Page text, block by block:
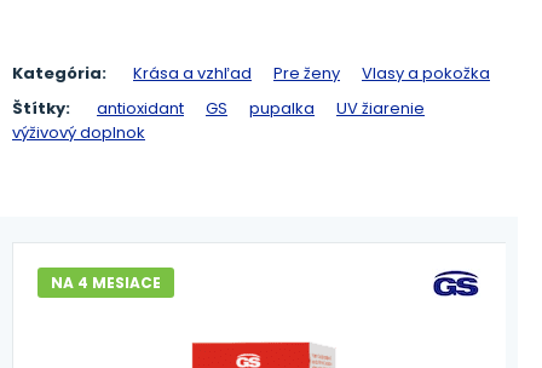
Kategória: Krása a vzhľad Pre ženy
Vlasy a pokožka
Štítky:
antioxidant GS pupalka
UV žiarenie
výživový doplnok
NA 4 MESIACE